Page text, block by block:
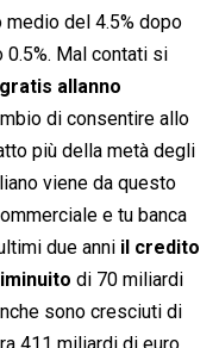
medio del 4.5% dopo
Mal contati si
allanno
di consentire allo
più della metà degli
viene da questo
e tu banca
due anni il credito
di 70 miliardi
sono cresciuti di